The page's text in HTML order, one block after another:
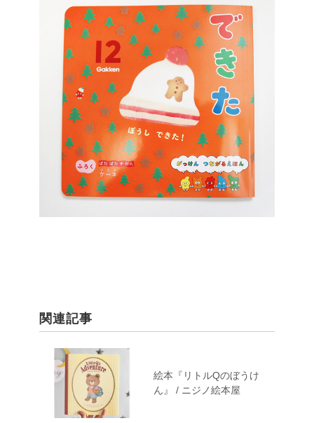
関連記事
絵本『リトルQのぼうけ
ん』 / ニジノ絵本屋